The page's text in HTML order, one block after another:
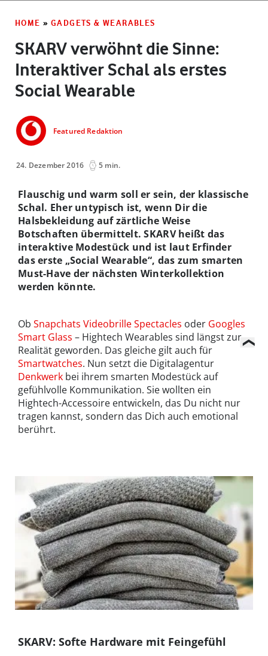
HOME » GADGETS & WEARABLES
SKARV verwöhnt die Sinne:
Interaktiver Schal als erstes
Social Wearable
Featured Redaktion
24. Dezember 2016 5 min.
Flauschig und warm soll er sein, der klassische
Schal. Eher untypisch ist, wenn Dir die
Halsbekleidung auf zärtliche Weise
Botschaften übermittelt. SKARV heißt das
interaktive Modestück und ist laut Erfinder
das erste „Social Wearable“, das zum smarten
Must-Have der nächsten Winterkollektion
werden könnte.
Ob Snapchats Videobrille Spectacles oder Googles
Smart Glass – Hightech Wearables sind längst zur
Realität geworden. Das gleiche gilt auch für
Smartwatches. Nun setzt die Digitalagentur
Denkwerk bei ihrem smarten Modestück auf
gefühlvolle Kommunikation. Sie wollten ein
Hightech-Accessoire entwickeln, das Du nicht nur
tragen kannst, sondern das Dich auch emotional
berührt.
SKARV: Softe Hardware mit Feingefühl